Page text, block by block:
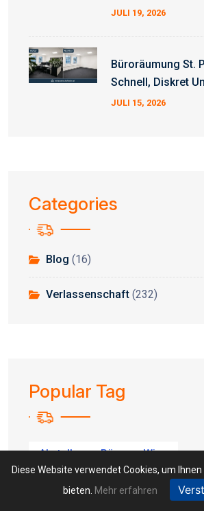
JULI 19, 2026
Büroräumung St.
Schnell, Diskret
Fixpreis
JULI 15, 2026
Categories
Blog (16)
Verlassenschaft (232)
Popular Tag
Abstellraum Räumen Wien
Altware Ankauf Ankauf
Diese Website verwendet Cookies, um
bieten. Mehr erfahren